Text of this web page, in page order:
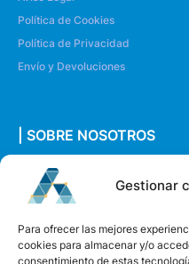
Gestionar
Para ofrecer las mejores
cookies para almacenar y/o
consentimiento de estas
Política de Cookies
Política de Privacidad
Envío y Devoluciones
| SOBRE NOSOTROS
Quiénes somos
Envíanos un mensaje